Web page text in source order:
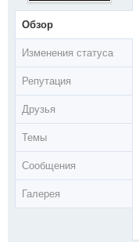
Обзор
Изменения статуса
Репутация
Друзья
Темы
Сообщения
Галерея